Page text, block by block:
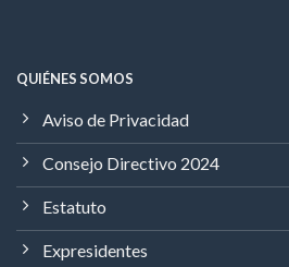
QUIÉNES SOMOS
Aviso de Privacidad
Consejo Directivo 2024
Estatuto
Expresidentes